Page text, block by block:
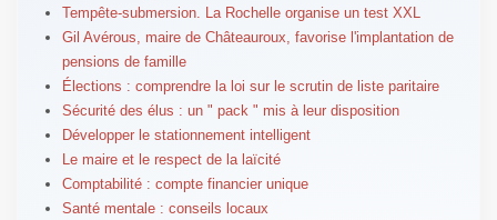
Tempête-submersion. La Rochelle organise un test XXL
Gil Avérous, maire de Châteauroux, favorise l'implantation de
pensions de famille
Élections : comprendre la loi sur le scrutin de liste paritaire
Sécurité des élus : un " pack " mis à leur disposition
Développer le stationnement intelligent
Le maire et le respect de la laïcité
Comptabilité : compte financier unique
Santé mentale : conseils locaux